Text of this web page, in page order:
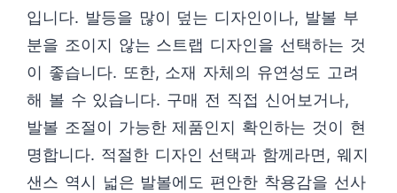
입니다. 발등을 많이 덮는 디자인이나, 발볼 부
분을 조이지 않는 스트랩 디자인을 선택하는 것
이 좋습니다. 또한, 소재 자체의 유연성도 고려
해 볼 수 있습니다. 구매 전 직접 신어보거나,
발볼 조절이 가능한 제품인지 확인하는 것이 현
명합니다. 적절한 디자인 선택과 함께라면, 웨지
샌스 역시 넓은 발볼에도 편안한 착용감을 선사